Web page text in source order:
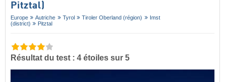
Pitztal)
Europe Autriche Tyrol Tiroler Oberland (région)
Imst
(district)
Pitztal
Résultat du test : 4 étoiles sur 5